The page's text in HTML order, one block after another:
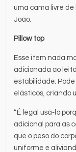
uma cama livre de
João.
Pillow top
Esse item nada
adicionada ao
estabilidade.
elásticos, criando
“É legal usá-lo
adicional para as
que o peso do
uniforme e